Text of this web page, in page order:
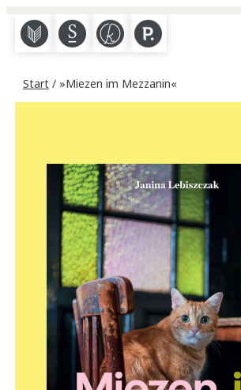
M S K P
Start / »Miezen im Mezzanin«